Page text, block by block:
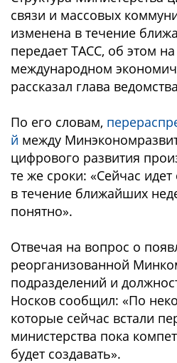
связи и массовых
изменена в течение
передает ТАСС, об этом
международном
рассказал глава
По его словам,
й между
цифрового развития
те же сроки: «Сейчас
в течение ближайших
понятно».
Отвечая на вопрос о
реорганизованной
подразделений и
Носков сообщил: «По
которые сейчас встали
министерства пока
будет создавать».